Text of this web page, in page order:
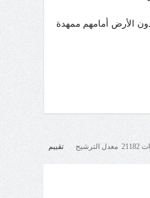
الأرض أمامهم ممهدة
الترشيح تقييم